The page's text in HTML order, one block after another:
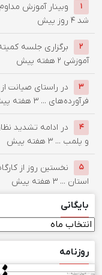
۱
وبینار آموزش
شد ۴ روز پیش
۲
آموزشی ۲ هفته پیش
۳
در راستای صیانت
فرآورده‌های ... ۳ هفته پیش
۴
و پلمب ... ۳ هفته پیش
۵
نخستین روز از
استان ... ۳ هفته پیش
بایگانی
بایگانی
روزنامه